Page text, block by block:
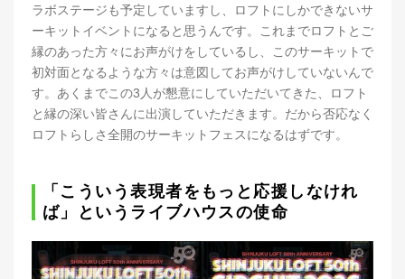
ラボステージも予定していますし、ロフトにしかできないサ
ーキットイベントになると思うんです。これまでロフトとご
縁のあった方々にお声がけをしているし、このサーキットで
初対面となるような方々は意図してお声がけしていないんで
す。あくまでこの3人が懇意にしていただいてきた、ロフト
と縁の深い皆さんに出演していただきます。だから否応なく
ロフトらしさ全開のサーキットフェスになるはずです。
「こういう表現者をもっと応援しなけれ
ば」というライブハウスの使命